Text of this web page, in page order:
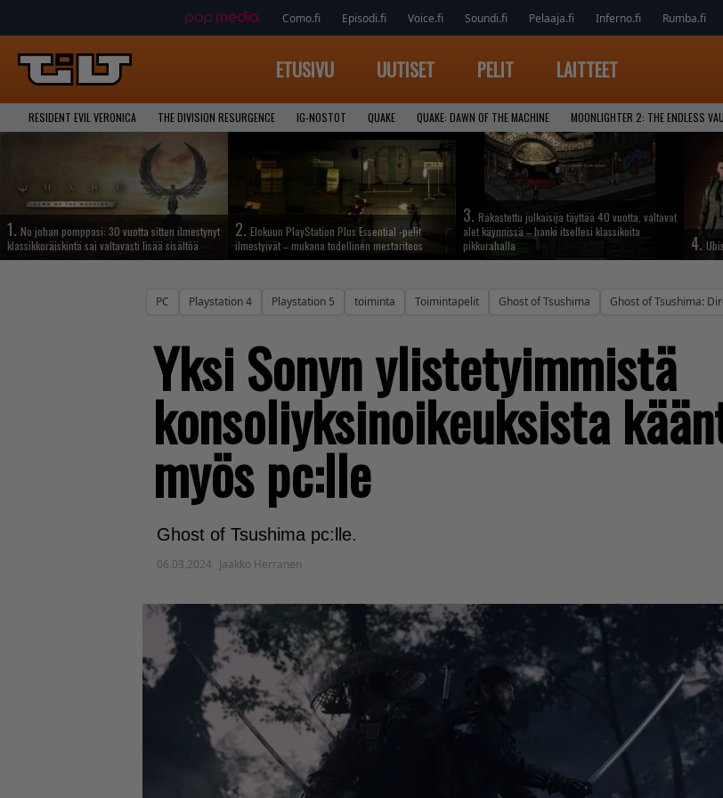
Como.fi Episodi.fi Voice.fi Soundi.fi Pelaaja.fi Inferno.fi Rumba.fi
ETUSIVU UUTISET PELIT LAITTEET
RESIDENT EVIL VERONICA THE DIVISION RESURGENCE IG-NOSTOT QUAKE QUAKE: DAWN OF THE MACHINE MOONLIGHTER 2: THE ENDLESS
1. No johan pomppasi: 30 vuotta sitten ilmestynyt
klassikkoräiskintä sai valtavasti lisää sisältöä
2. Elokuun PlayStation Plus Essential -pelit
ilmestyivät – mukana todellinen mestariteos
3. Rakastettu julkaisija täyttää 40 vuotta, valtavat
alet käynnissä – hanki itsellesi klassikoita
pikkurahalla
4.
PC Playstation 4 Playstation 5 toiminta Toimintapelit Ghost of Tsushima Ghost of Tsushima:
Yksi Sonyn ylistetyimmistä
konsoliyksinoikeuksista
myös pc:lle
Ghost of Tsushima pc:lle.
06.03.2024 Jaakko Herranen